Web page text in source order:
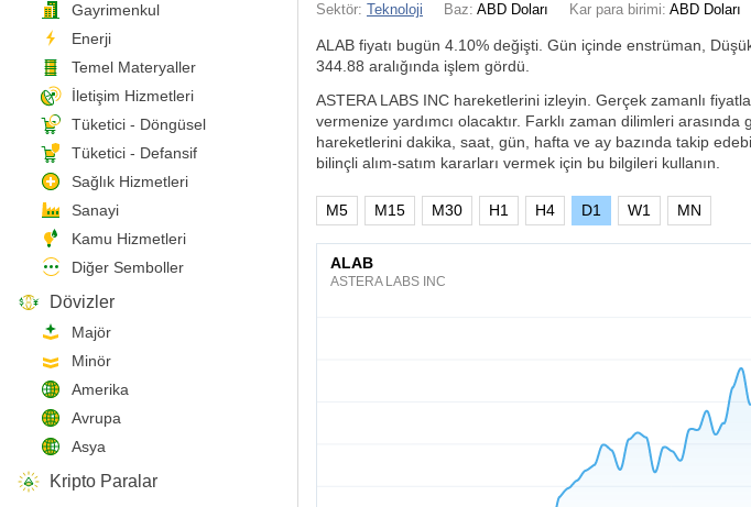
Gayrimenkul
Enerji
Temel Materyaller
İletişim Hizmetleri
Tüketici - Döngüsel
Tüketici - Defansif
Sağlık Hizmetleri
Sanayi
Kamu Hizmetleri
Diğer Semboller
Dövizler
Majör
Minör
Amerika
Avrupa
Asya
Kripto Paralar
Sektör: Teknoloji Baz: ABD Doları Kar para birimi: ABD Doları
ALAB fiyatı bugün 4.10% değişti. Gün içinde enstrüman,
344.88 aralığında işlem gördü.
ASTERA LABS INC hareketlerini izleyin. Gerçek zamanlı
vermenize yardımcı olacaktır. Farklı zaman dilimleri
hareketlerini dakika, saat, gün, hafta ve ay bazında takip
bilinçli alım-satım kararları vermek için bu bilgileri kullanın.
M5 M15 M30 H1 H4 D1 W1 MN
ALAB
ASTERA LABS INC